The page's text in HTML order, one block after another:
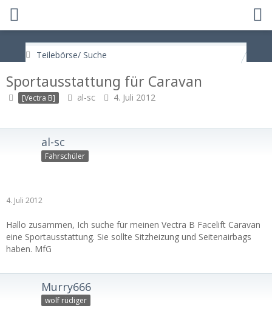
Teilebörse/ Suche
Sportausstattung für Caravan
[Vectra B] al-sc 4. Juli 2012
al-sc
Fahrschüler
4. Juli 2012
Hallo zusammen, Ich suche für meinen Vectra B Facelift Caravan
eine Sportausstattung. Sie sollte Sitzheizung und Seitenairbags
haben. MfG
Murry666
wolf rüdiger